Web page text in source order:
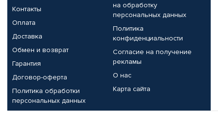
Контакты
Оплата
Доставка
Обмен и возврат
Гарантия
Договор-оферта
Политика обработки
персональных данных
на обработку
персональных данных
Политика
конфиденциальности
Согласие на получение
рекламы
О нас
Карта сайта